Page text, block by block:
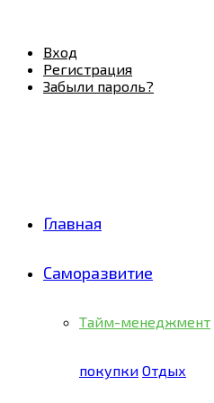
Вход
Регистрация
Забыли пароль?
Главная
Саморазвитие
Тайм-менеджмент
покупки Отдых